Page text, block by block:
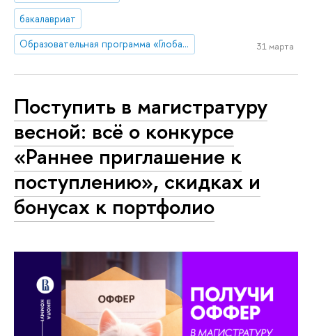
бакалавриат
Образовательная программа «Глобальные цифровые коммуникации»
31 марта
Поступить в магистратуру
весной: всё о конкурсе
«Раннее приглашение к
поступлению», скидках и
бонусах к портфолио